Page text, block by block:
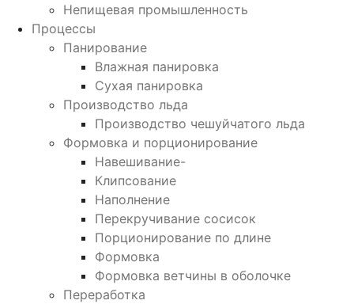
Непищевая промышленность
Процессы
Панирование
Влажная панировка
Сухая панировка
Производство льда
Производство чешуйчатого льда
Формовка и порционирование
Навешивание-
Клипсование
Наполнение
Перекручивание сосисок
Порционирование по длине
Формовка
Формовка ветчины в оболочке
Переработка